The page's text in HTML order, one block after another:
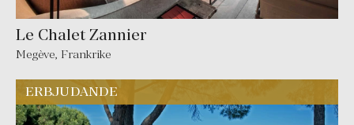
Le Chalet Zannier
Megève, Frankrike